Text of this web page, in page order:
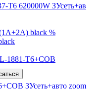
620000W ЗУсеть+ав